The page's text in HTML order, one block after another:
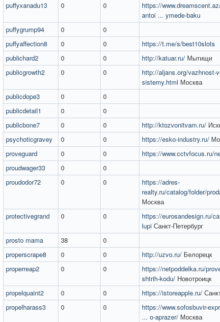
puffyxanadu13
0 0
https://
antoi ... ymede-baku
puffygrump94
0
0
puffyaffection8
0 0
https://t.me/s/best10slots
publichard2
0 0 http://katuar.ru/ Мытищи
publicgrowth2
0 0
http://aljans.org/vazhnost-
sistemy.html Москва
publicdope3
0
0
publicdetail1
0
0
publicbone7
0 0 http://ktozvonitvam.ru/
psychoticgravey
0 0 https://esko-industry.ru/
proveguard
0 0
https://www.cctvfocus.ru/
proudwager33
0
0
proudodor72
0 0
https://adres-
realty.ru/catalog/folder/
Москва
protectivegrand
0 0
https://eurosandesign.ru/
lupi Санкт-Петербург
prosto mama
38
0
properscrape8
0 0 http://uzvo.ru/ Белорецк
properreap2
0 0
https://netpoddelka.ru/
shtrih-kodu/ Новотроицк
propelquaint2
0 0 https://istoreapple.ru/
propelharass3
0 0
https://www.sofosbuvir-
... o-aprazer/ Москва